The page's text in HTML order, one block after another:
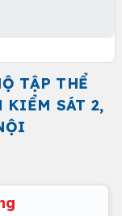
TẬP THỂ
KIỂM SÁT 2,